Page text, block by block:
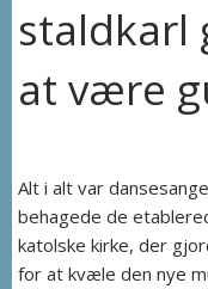
staldkarl
at være
Alt i alt var
behagede de
katolske kirke, der
for at kvæle den nye